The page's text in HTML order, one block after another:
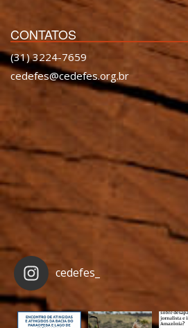
CONTATOS
(31) 3224-7659
cedefes@cedefes.org.br
cedefes_